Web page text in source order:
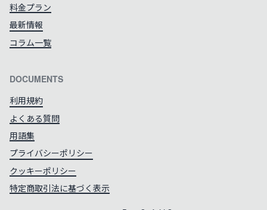
料金プラン
最新情報
コラム一覧
DOCUMENTS
利用規約
よくある質問
用語集
プライバシーポリシー
クッキーポリシー
特定商取引法に基づく表示